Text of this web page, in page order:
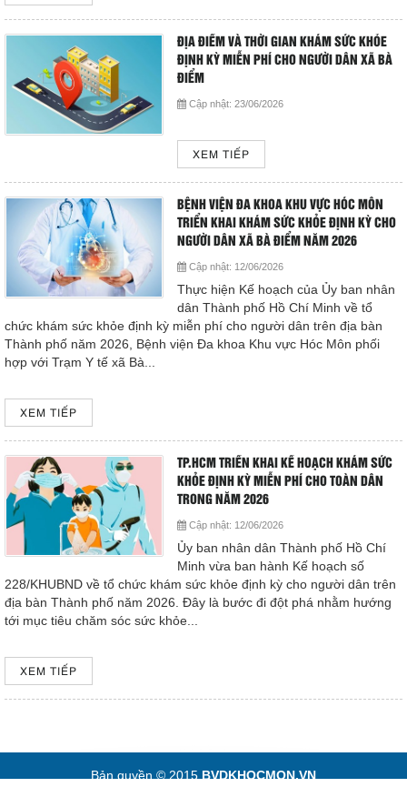
ĐỊA ĐIỂM VÀ THỜI GIAN KHÁM SỨC KHỎE
ĐỊNH KỲ MIỄN PHÍ CHO NGƯỜI DÂN XÃ BÀ
ĐIỂM
Cập nhật: 23/06/2026
XEM TIẾP
BỆNH VIỆN ĐA KHOA KHU VỰC HÓC MÔN
TRIỂN KHAI KHÁM SỨC KHỎE ĐỊNH KỲ CHO
NGƯỜI DÂN XÃ BÀ ĐIỂM NĂM 2026
Cập nhật: 12/06/2026
Thực hiện Kế hoạch của Ủy ban nhân
dân Thành phố Hồ Chí Minh về tổ
chức khám sức khỏe định kỳ miễn phí cho người dân trên địa bàn
Thành phố năm 2026, Bệnh viện Đa khoa Khu vực Hóc Môn phối
hợp với Trạm Y tế xã Bà...
XEM TIẾP
TP.HCM TRIỂN KHAI KẾ HOẠCH KHÁM SỨC
KHỎE ĐỊNH KỲ MIỄN PHÍ CHO TOÀN DÂN
TRONG NĂM 2026
Cập nhật: 12/06/2026
Ủy ban nhân dân Thành phố Hồ Chí
Minh vừa ban hành Kế hoạch số
228/KHUBND về tổ chức khám sức khỏe định kỳ cho người dân trên
địa bàn Thành phố năm 2026. Đây là bước đi đột phá nhằm hướng
tới mục tiêu chăm sóc sức khỏe...
XEM TIẾP
Bản quyền © 2015 BVDKHOCMON.VN